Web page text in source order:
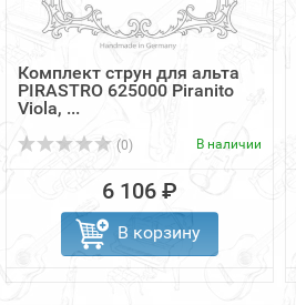
Комплект струн для альта
PIRASTRO 625000 Piranito
Viola, ...
(0) В наличии
6 106 ₽
В корзину